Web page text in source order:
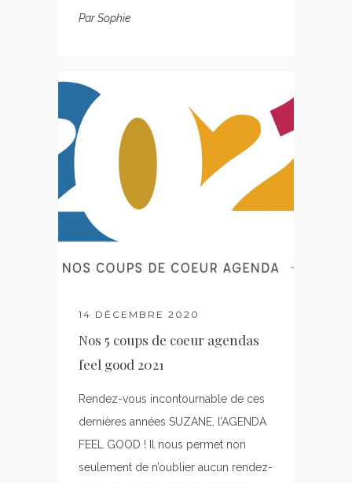
ParSophie
14 DÉCEMBRE 2020
Nos 5 coups de coeur agendas
feel good 2021
Rendez-vous incontournable de ces
dernières années SUZANE, l’AGENDA
FEEL GOOD ! Il nous permet non
seulement de n’oublier aucun rendez-